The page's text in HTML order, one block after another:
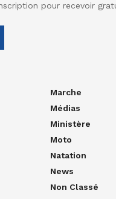
pour recevoir
Marche
Médias
Ministère
Moto
Natation
News
Non Classé